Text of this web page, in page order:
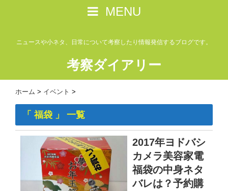
MENU
ニュースや小ネタ、日常について考察したり情報発信するブログです。
考察ダイアリー
ホーム > イベント >
「 福袋 」 一覧
2017年ヨドバシ
カメラ美容家電
福袋の中身ネタ
バレは？予約購